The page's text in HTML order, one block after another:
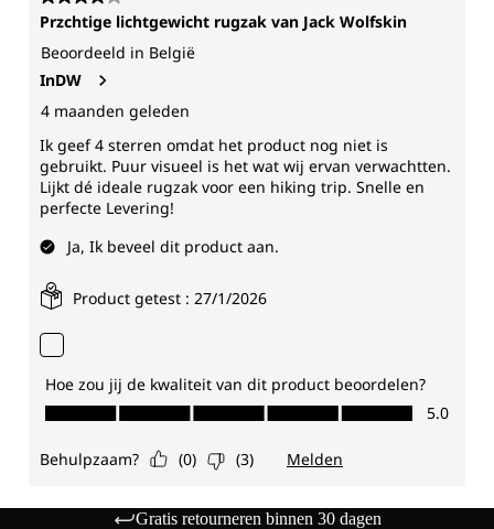
Gratis retourneren binnen 30 dagen